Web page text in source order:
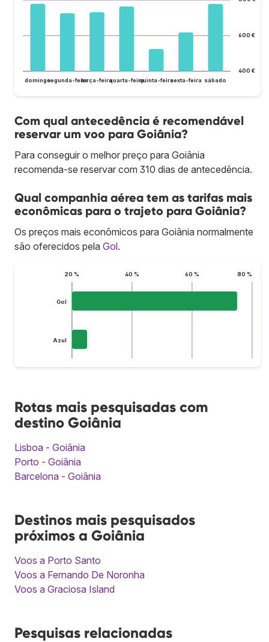
400 €
600 €
domingosegunda-feiraterça-feiraquarta-feiraquinta-feirasexta-feira sábado
Com qual antecedência é recomendável
reservar um voo para Goiânia?
Para conseguir o melhor preço para Goiânia
recomenda-se reservar com 310 dias de antecedência.
Qual companhia aérea tem as tarifas mais
econômicas para o trajeto para Goiânia?
Os preços mais econômicos para Goiânia normalmente
são oferecidos pela Gol.
20 % 40 % 60 % 80 %
Gol
Azul
Rotas mais pesquisadas com
destino Goiânia
Lisboa - Goiânia
Porto - Goiânia
Barcelona - Goiânia
Destinos mais pesquisados
próximos a Goiânia
Voos a Porto Santo
Voos a Fernando De Noronha
Voos a Graciosa Island
Pesquisas relacionadas